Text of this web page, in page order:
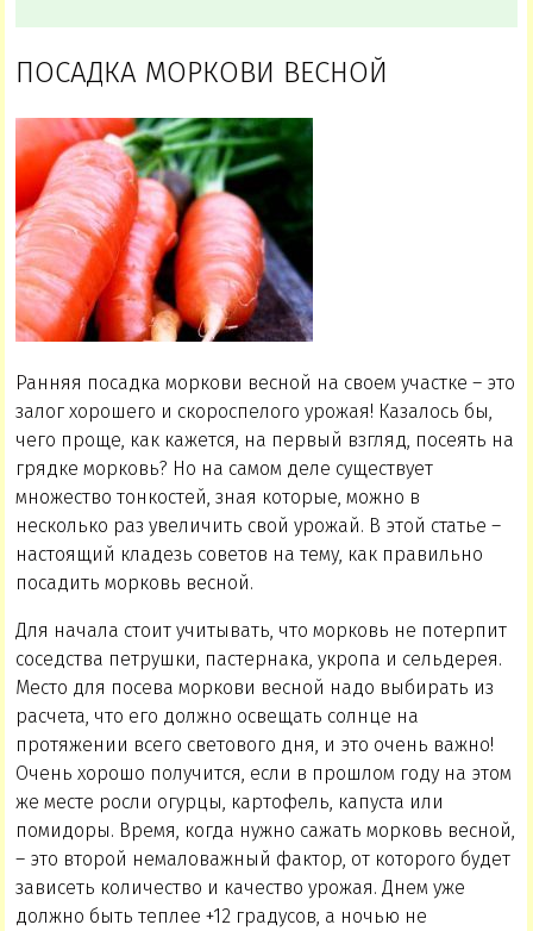
ПОСАДКА МОРКОВИ ВЕСНОЙ
Ранняя посадка моркови весной на своем участке – это
залог хорошего и скороспелого урожая! Казалось бы,
чего проще, как кажется, на первый взгляд, посеять на
грядке морковь? Но на самом деле существует
множество тонкостей, зная которые, можно в
несколько раз увеличить свой урожай. В этой статье –
настоящий кладезь советов на тему, как правильно
посадить морковь весной.
Для начала стоит учитывать, что морковь не потерпит
соседства петрушки, пастернака, укропа и сельдерея.
Место для посева моркови весной надо выбирать из
расчета, что его должно освещать солнце на
протяжении всего светового дня, и это очень важно!
Очень хорошо получится, если в прошлом году на этом
же месте росли огурцы, картофель, капуста или
помидоры. Время, когда нужно сажать морковь весной,
– это второй немаловажный фактор, от которого будет
зависеть количество и качество урожая. Днем уже
должно быть теплее +12 градусов, а ночью не